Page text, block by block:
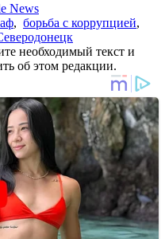
News
, борьба с коррупцией,
необходимый текст и
об этом редакции.